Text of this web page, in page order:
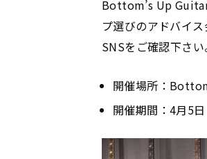
Bottom’s Up
プ選びのアドバイ
SNSをご確認下さい
開催場所：
開催期間：4月5